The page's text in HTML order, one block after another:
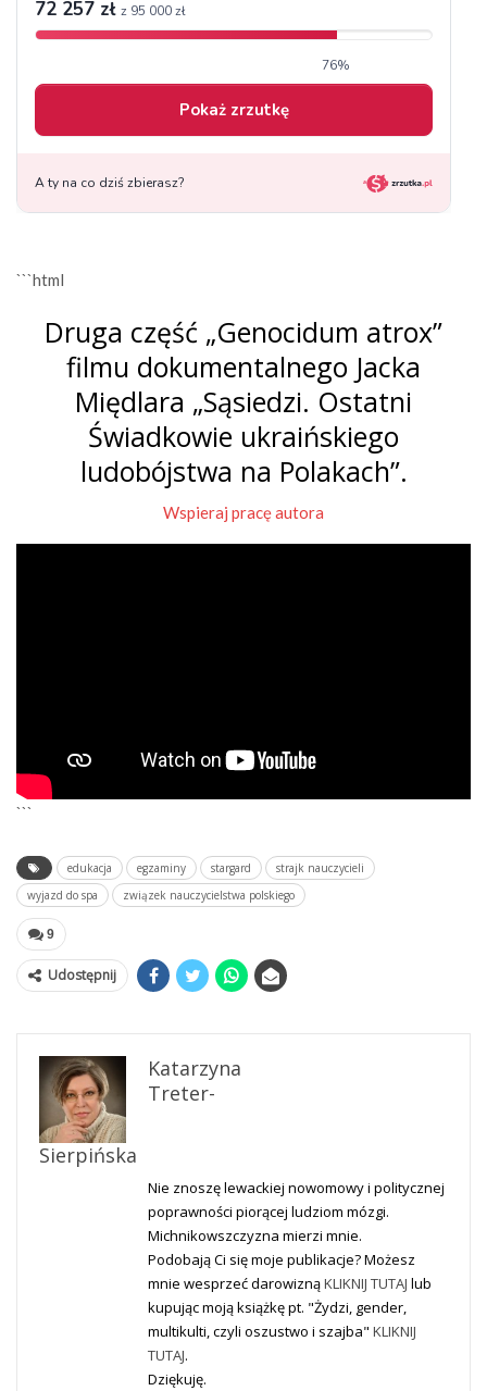
```html
Druga część „Genocidum atrox”
filmu dokumentalnego Jacka
Międlara „Sąsiedzi. Ostatni
Świadkowie ukraińskiego
ludobójstwa na Polakach”.
Wspieraj pracę autora
```
edukacja egzaminy stargard
strajk nauczycieli
wyjazd do spa
związek nauczycielstwa polskiego
9
Udostępnij
Katarzyna
Treter-
Sierpińska
Nie znoszę lewackiej nowomowy i politycznej
poprawności piorącej ludziom mózgi.
Michnikowszczyzna mierzi mnie.
Podobają Ci się moje publikacje? Możesz
mnie wesprzeć darowiznąKLIKNIJ TUTAJ lub
kupując moją książkę pt. "Żydzi, gender,
multikulti, czyli oszustwo i szajba" KLIKNIJ
TUTAJ.
Dziękuję.